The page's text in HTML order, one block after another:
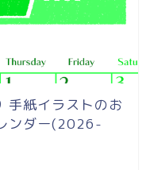
紙イラストのお
ンダー(2026-